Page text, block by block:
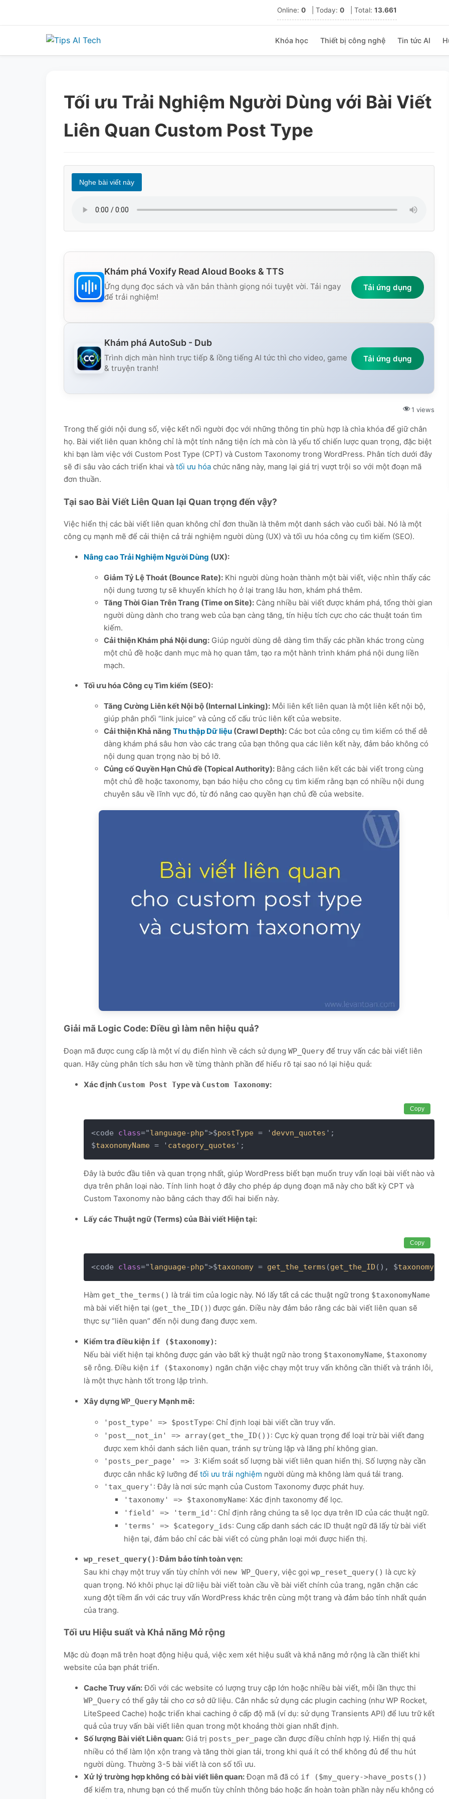
Online: 0 Today: 0 Total: 13.661
content
Khóa học Thiết bị công nghệ Tin tức AI
Tối ưu Trải Nghiệm Người Dùng với Bài Viết
Liên Quan Custom Post Type
Nghe bài viết này
Khám phá Voxify Read Aloud Books & TTS
Ứng dụng đọc sách và văn bản thành giọng nói tuyệt vời. Tải ngay
để trải nghiệm!
Tải ứng dụng
Khám phá AutoSub - Dub
Trình dịch màn hình trực tiếp & lồng tiếng AI tức thì cho video, game
& truyện tranh!
Tải ứng dụng
1 views
Trong thế giới nội dung số, việc kết nối người đọc với những thông tin phù hợp là chìa khóa để giữ chân
họ. Bài viết liên quan không chỉ là một tính năng tiện ích mà còn là yếu tố chiến lược quan trọng, đặc biệt
khi bạn làm việc với Custom Post Type (CPT) và Custom Taxonomy trong WordPress. Phân tích dưới đây
sẽ đi sâu vào cách triển khai và tối ưu hóa chức năng này, mang lại giá trị vượt trội so với một đoạn mã
đơn thuần.
Tại sao Bài Viết Liên Quan lại Quan trọng đến vậy?
Việc hiển thị các bài viết liên quan không chỉ đơn thuần là thêm một danh sách vào cuối bài. Nó là một
công cụ mạnh mẽ để cải thiện cả trải nghiệm người dùng (UX) và tối ưu hóa công cụ tìm kiếm (SEO).
Nâng cao Trải Nghiệm Người Dùng (UX):
Giảm Tỷ Lệ Thoát (Bounce Rate): Khi người dùng hoàn thành một bài viết, việc nhìn thấy các
nội dung tương tự sẽ khuyến khích họ ở lại trang lâu hơn, khám phá thêm.
Tăng Thời Gian Trên Trang (Time on Site): Càng nhiều bài viết được khám phá, tổng thời gian
người dùng dành cho trang web của bạn càng tăng, tín hiệu tích cực cho các thuật toán tìm
kiếm.
Cải thiện Khám phá Nội dung: Giúp người dùng dễ dàng tìm thấy các phần khác trong cùng
một chủ đề hoặc danh mục mà họ quan tâm, tạo ra một hành trình khám phá nội dung liền
mạch.
Tối ưu hóa Công cụ Tìm kiếm (SEO):
Tăng Cường Liên kết Nội bộ (Internal Linking): Mỗi liên kết liên quan là một liên kết nội bộ,
giúp phân phối “link juice” và củng cố cấu trúc liên kết của website.
Cải thiện Khả năng Thu thập Dữ liệu (Crawl Depth): Các bot của công cụ tìm kiếm có thể dễ
dàng khám phá sâu hơn vào các trang của bạn thông qua các liên kết này, đảm bảo không có
nội dung quan trọng nào bị bỏ lỡ.
Củng cố Quyền Hạn Chủ đề (Topical Authority): Bằng cách liên kết các bài viết trong cùng
một chủ đề hoặc taxonomy, bạn báo hiệu cho công cụ tìm kiếm rằng bạn có nhiều nội dung
chuyên sâu về lĩnh vực đó, từ đó nâng cao quyền hạn chủ đề của website.
Giải mã Logic Code: Điều gì làm nên hiệu quả?
Đoạn mã được cung cấp là một ví dụ điển hình về cách sử dụng WP_Query để truy vấn các bài viết liên
quan. Hãy cùng phân tích sâu hơn về từng thành phần để hiểu rõ tại sao nó lại hiệu quả:
Xác định Custom Post Typevà Custom Taxonomy:
Copy
<code class="language-php">$postType = ' devvn_quotes ';
$taxonomyName = ' category_quotes ';
Đây là bước đầu tiên và quan trọng nhất, giúp WordPress biết bạn muốn truy vấn loại bài viết nào và
dựa trên phân loại nào. Tính linh hoạt ở đây cho phép áp dụng đoạn mã này cho bất kỳ CPT và
Custom Taxonomy nào bằng cách thay đổi hai biến này.
Lấy các Thuật ngữ (Terms) của Bài viết Hiện tại:
Copy
<code class="language-php">$taxonomy = get_the_terms (get_the_ID (), $
Hàm get_the_terms() là trái tim của logic này. Nó lấy tất cả các thuật ngữ trong $taxonomyName
mà bài viết hiện tại (get_the_ID() ) được gán. Điều này đảm bảo rằng các bài viết liên quan sẽ
thực sự “liên quan” đến nội dung đang được xem.
Kiểm tra điều kiện if ($taxonomy):
Nếu bài viết hiện tại không được gán vào bất kỳ thuật ngữ nào trong $taxonomyName, $taxonomy
sẽ rỗng. Điều kiện if ($taxonomy) ngăn chặn việc chạy một truy vấn không cần thiết và tránh lỗi,
là một thực hành tốt trong lập trình.
Xây dựng WP_Query Mạnh mẽ:
'post_type' => $postType: Chỉ định loại bài viết cần truy vấn.
'post__not_in' => array(get_the_ID()) : Cực kỳ quan trọng để loại trừ bài viết đang
được xem khỏi danh sách liên quan, tránh sự trùng lặp và lãng phí không gian.
'posts_per_page' => 3: Kiểm soát số lượng bài viết liên quan hiển thị. Số lượng này cần
được cân nhắc kỹ lưỡng để tối ưu trải nghiệm người dùng mà không làm quá tải trang.
'tax_query' : Đây là nơi sức mạnh của Custom Taxonomy được phát huy.
'taxonomy' => $taxonomyName: Xác định taxonomy để lọc.
'field' => 'term_id' : Chỉ định rằng chúng ta sẽ lọc dựa trên ID của các thuật ngữ.
'terms' => $category_ids: Cung cấp danh sách các ID thuật ngữ đã lấy từ bài viết
hiện tại, đảm bảo chỉ các bài viết có cùng phân loại mới được hiển thị.
wp_reset_query(): Đảm bảo tính toàn vẹn:
Sau khi chạy một truy vấn tùy chỉnh với new WP_Query, việc gọi wp_reset_query() là cực kỳ
quan trọng. Nó khôi phục lại dữ liệu bài viết toàn cầu về bài viết chính của trang, ngăn chặn các
xung đột tiềm ẩn với các truy vấn WordPress khác trên cùng một trang và đảm bảo tính nhất quán
của trang.
Tối ưu Hiệu suất và Khả năng Mở rộng
Mặc dù đoạn mã trên hoạt động hiệu quả, việc xem xét hiệu suất và khả năng mở rộng là cần thiết khi
website của bạn phát triển.
Cache Truy vấn:Đối với các website có lượng truy cập lớn hoặc nhiều bài viết, mỗi lần thực thi
WP_Query có thể gây tải cho cơ sở dữ liệu. Cân nhắc sử dụng các plugin caching (như WP Rocket,
LiteSpeed Cache) hoặc triển khai caching ở cấp độ mã (ví dụ: sử dụng Transients API) để lưu trữ kết
quả của truy vấn bài viết liên quan trong một khoảng thời gian nhất định.
Số lượng Bài viết Liên quan: Giá trị posts_per_page cần được điều chỉnh hợp lý. Hiển thị quá
nhiều có thể làm lộn xộn trang và tăng thời gian tải, trong khi quá ít có thể không đủ để thu hút
người dùng. Thường 3-5 bài viết là con số tối ưu.
Xử lý trường hợp không có bài viết liên quan:Đoạn mã đã có if ($my_query->have_posts())
để kiểm tra, nhưng bạn có thể muốn tùy chỉnh thông báo hoặc ẩn hoàn toàn phần này nếu không có
Tải về
Dịch màn hình & lồng tiếng AI tức thì.
Tải về